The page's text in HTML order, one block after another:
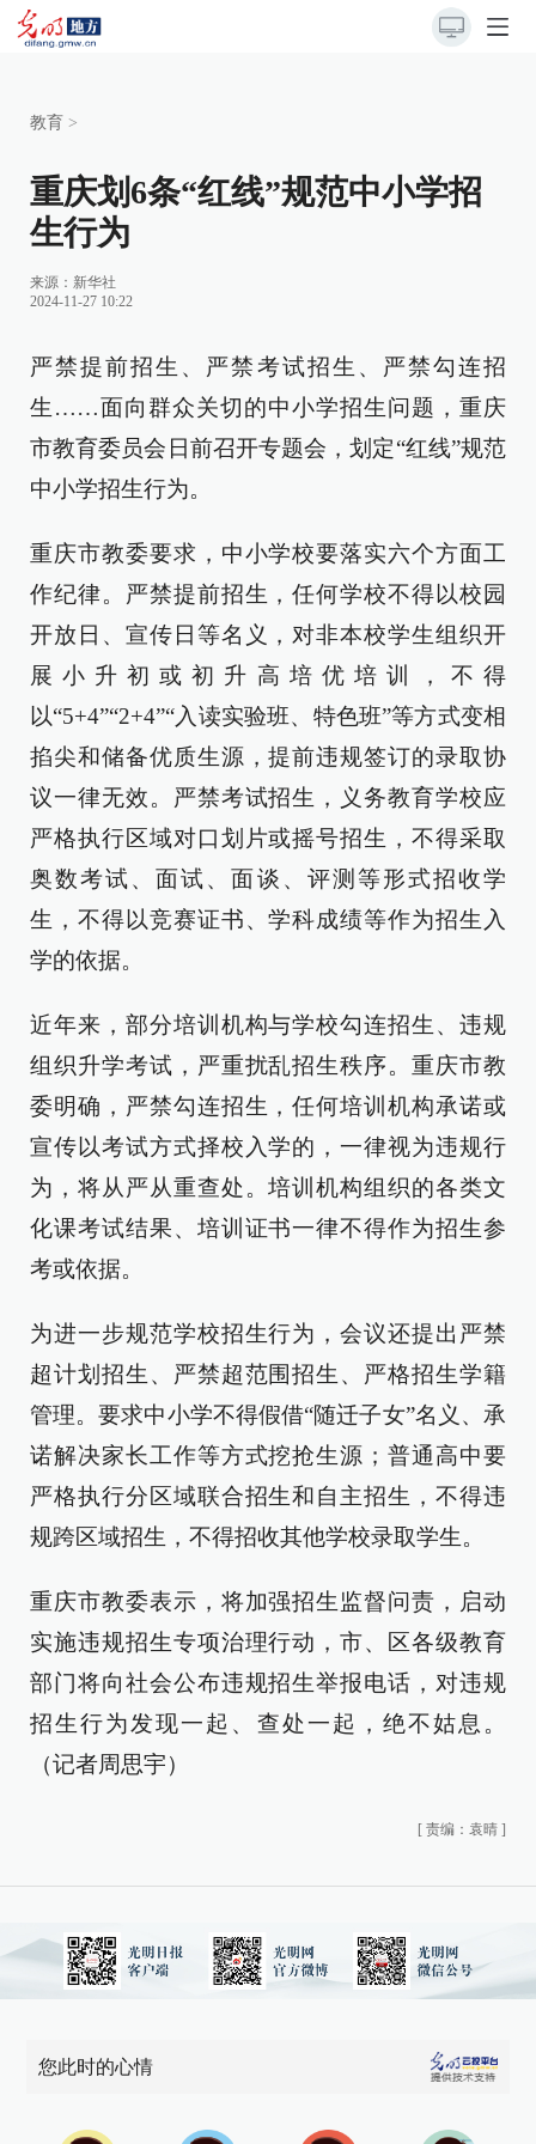
教育 >
重庆划6条“红线”规范中小学招
生行为
来源： 新华社
2024-11-27 10:22
严禁提前招生、严禁考试招生、严禁勾连招
生……面向群众关切的中小学招生问题，重庆
市教育委员会日前召开专题会，划定“红线”规范
中小学招生行为。
重庆市教委要求，中小学校要落实六个方面工
作纪律。严禁提前招生，任何学校不得以校园
开放日、宣传日等名义，对非本校学生组织开
展小升初或初升高培优培训，不得
以“5+4”“2+4”“入读实验班、特色班”等方式变相
掐尖和储备优质生源，提前违规签订的录取协
议一律无效。严禁考试招生，义务教育学校应
严格执行区域对口划片或摇号招生，不得采取
奥数考试、面试、面谈、评测等形式招收学
生，不得以竞赛证书、学科成绩等作为招生入
学的依据。
近年来，部分培训机构与学校勾连招生、违规
组织升学考试，严重扰乱招生秩序。重庆市教
委明确，严禁勾连招生，任何培训机构承诺或
宣传以考试方式择校入学的，一律视为违规行
为，将从严从重查处。培训机构组织的各类文
化课考试结果、培训证书一律不得作为招生参
考或依据。
为进一步规范学校招生行为，会议还提出严禁
超计划招生、严禁超范围招生、严格招生学籍
管理。要求中小学不得假借“随迁子女”名义、承
诺解决家长工作等方式挖抢生源；普通高中要
严格执行分区域联合招生和自主招生，不得违
规跨区域招生，不得招收其他学校录取学生。
重庆市教委表示，将加强招生监督问责，启动
实施违规招生专项治理行动，市、区各级教育
部门将向社会公布违规招生举报电话，对违规
招生行为发现一起、查处一起，绝不姑息。
（记者周思宇）
[ 责编：袁晴 ]
您此时的心情